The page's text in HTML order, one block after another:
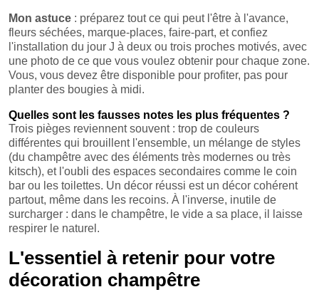
Mon astuce : préparez tout ce qui peut l'être à l'avance,
fleurs séchées, marque-places, faire-part, et confiez
l'installation du jour J à deux ou trois proches motivés, avec
une photo de ce que vous voulez obtenir pour chaque zone.
Vous, vous devez être disponible pour profiter, pas pour
planter des bougies à midi.
Quelles sont les fausses notes les plus fréquentes ?
Trois pièges reviennent souvent : trop de couleurs
différentes qui brouillent l'ensemble, un mélange de styles
(du champêtre avec des éléments très modernes ou très
kitsch), et l'oubli des espaces secondaires comme le coin
bar ou les toilettes. Un décor réussi est un décor cohérent
partout, même dans les recoins. À l'inverse, inutile de
surcharger : dans le champêtre, le vide a sa place, il laisse
respirer le naturel.
L'essentiel à retenir pour votre
décoration champêtre